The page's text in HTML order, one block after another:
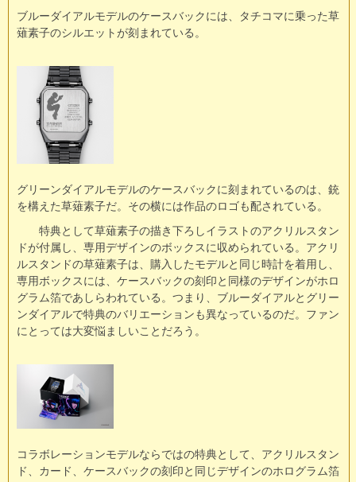
ブルーダイアルモデルのケースバックには、タチコマに乗った草
薙素子のシルエットが刻まれている。
グリーンダイアルモデルのケースバックに刻まれているのは、銃
を構えた草薙素子だ。その横には作品のロゴも配されている。
特典として草薙素子の描き下ろしイラストのアクリルスタン
ドが付属し、専用デザインのボックスに収められている。アクリ
ルスタンドの草薙素子は、購入したモデルと同じ時計を着用し、
専用ボックスには、ケースバックの刻印と同様のデザインがホロ
グラム箔であしらわれている。つまり、ブルーダイアルとグリー
ンダイアルで特典のバリエーションも異なっているのだ。ファン
にとっては大変悩ましいことだろう。
コラボレーションモデルならではの特典として、アクリルスタン
ド、カード、ケースバックの刻印と同じデザインのホログラム箔